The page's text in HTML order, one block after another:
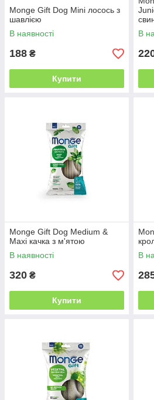
Monge Gift Dog Mini лосоcь з
шавлією
В наявності
188 ₴
Купити
В
Monge Gift Dog Medium &
Maxi качка з м'ятою
В наявності
320 ₴
Купити
В